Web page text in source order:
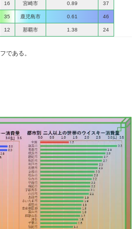
16 宮崎市 0.89 37
35 鹿児島市 0.61 46
12 那覇市 1.38 24
である。